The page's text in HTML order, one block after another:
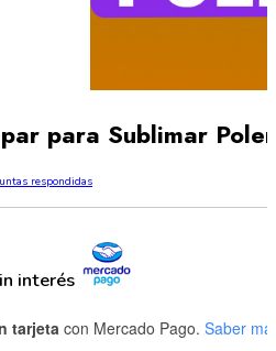
para Sublimar
respondidas
interés
tarjeta con Mercado Pago. Saber